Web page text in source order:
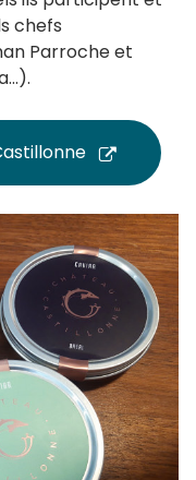
chefs
Parroche et